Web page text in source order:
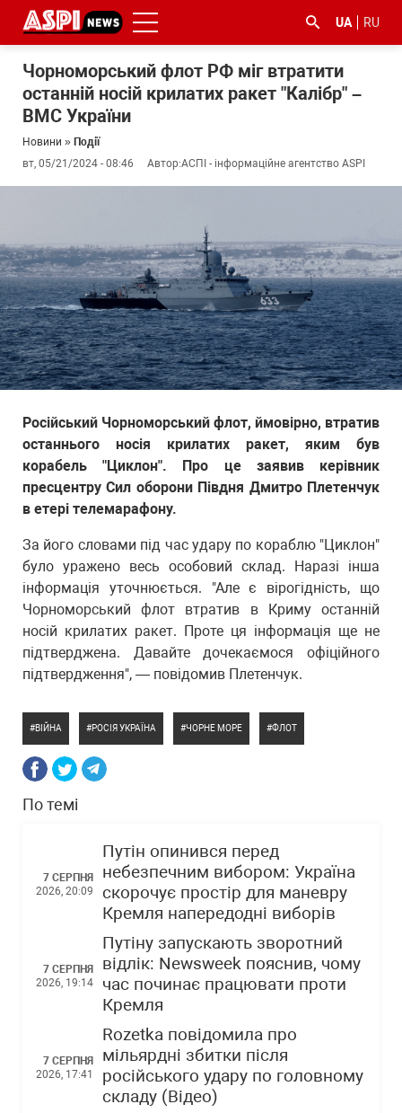
UA RU
Чорноморський флот РФ міг втратити
останній носій крилатих ракет "Калібр" –
ВМС України
Новини » Події
вт, 05/21/2024 - 08:46
Автор:АСПІ - інформаційне агентство ASPI
Російський Чорноморський флот, ймовірно, втратив
останнього носія крилатих ракет, яким був
корабель "Циклон". Про це заявив керівник
пресцентру Сил оборони Півдня Дмитро Плетенчук
в етері телемарафону.
За його словами під час удару по кораблю "Циклон"
було уражено весь особовий склад. Наразі інша
інформація уточнюється. "Але є вірогідність, що
Чорноморський флот втратив в Криму останній
носій крилатих ракет. Проте ця інформація ще не
підтверджена. Давайте дочекаємося офіційного
підтвердження", — повідомив Плетенчук.
ВІЙНА РОСІЯ УКРАЇНА ЧОРНЕ МОРЕ ФЛОТ
По темі
7 СЕРПНЯ
2026, 20:09
Путін опинився перед
небезпечним вибором: Україна
скорочує простір для маневру
Кремля напередодні виборів
7 СЕРПНЯ
2026, 19:14
Путіну запускають зворотний
відлік: Newsweek пояснив, чому
час починає працювати проти
Кремля
7 СЕРПНЯ
2026, 17:41
Rozetka повідомила про
мільярдні збитки після
російського удару по головному
складу (Відео)